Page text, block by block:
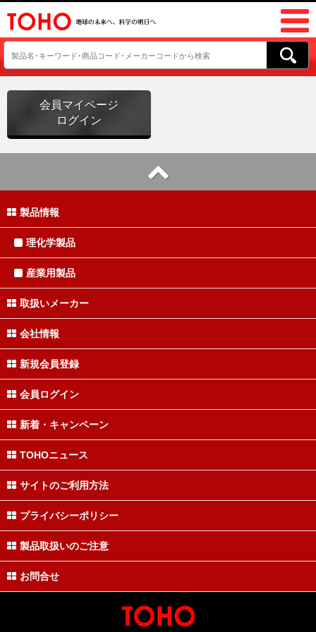
会員マイページ
ログイン
製品情報
理化学製品
産業用製品
取扱いメーカー
会社情報
新規会員登録
会員ログイン
新着・キャンペーン
TOHOニュース
サイトのご利用方法
プライバシーポリシー
製品取扱いのご注意
お問合せ